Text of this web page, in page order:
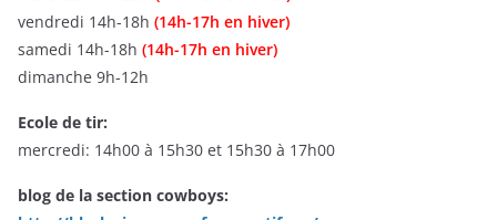
vendredi 14h-18h (14h-17h en hiver)
samedi 14h-18h (14h-17h en hiver)
dimanche 9h-12h
Ecole de tir:
mercredi: 14h00 à 15h30 et 15h30 à 17h00
blog de la section cowboys: